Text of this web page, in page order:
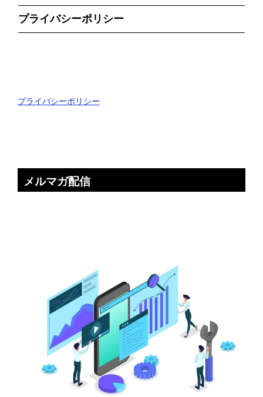
プライバシーポリシー
プライバシーポリシー
メルマガ配信